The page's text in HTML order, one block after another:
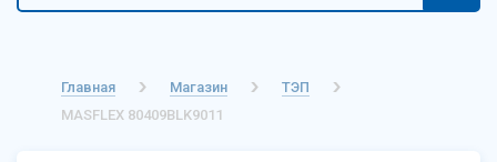
Главная Магазин
ТЭП
MASFLEX 80409BLK9011